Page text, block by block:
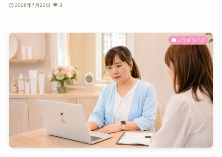
2026年7月22日 3
ノマドライフ